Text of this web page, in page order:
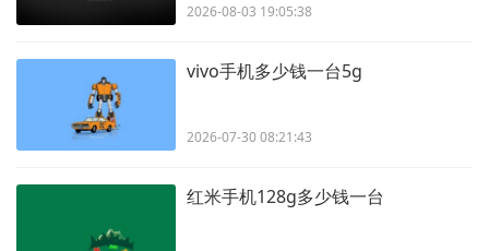
2026-08-03 19:05:38
vivo手机多少钱一台5g
2026-07-30 08:21:43
红米手机128g多少钱一台